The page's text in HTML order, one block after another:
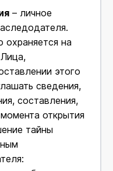
– личное
охраняется на
этого
сведения,
составления,
открытия
тайны